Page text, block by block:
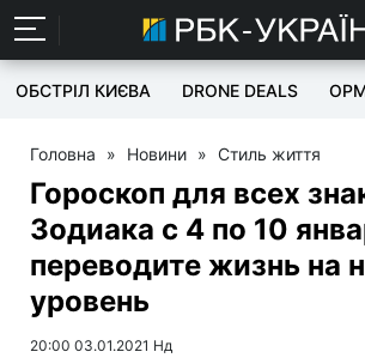
ОБСТРІЛ КИЄВА DRONE DEALS
Головна » Новини » Стиль життя
Гороскоп для всех
Зодиака с 4 по 10
переводите жизнь на
уровень
20:00 03.01.2021 Нд